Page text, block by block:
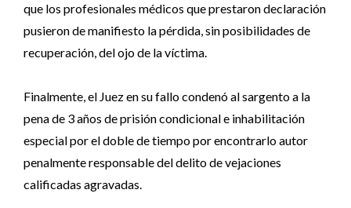
que los profesionales médicos que prestaron declaración
pusieron de manifiesto la pérdida, sin posibilidades de
recuperación, del ojo de la víctima.
Finalmente, el Juez en su fallo condenó al sargento a la
pena de 3 años de prisión condicional e inhabilitación
especial por el doble de tiempo por encontrarlo autor
penalmente responsable del delito de vejaciones
calificadas agravadas.